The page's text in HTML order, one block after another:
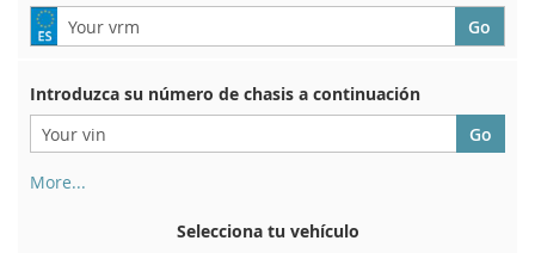
Introduzca su número de chasis a continuación
More...
certificado de registro. Y también en el coche.
Selecciona tu vehículo